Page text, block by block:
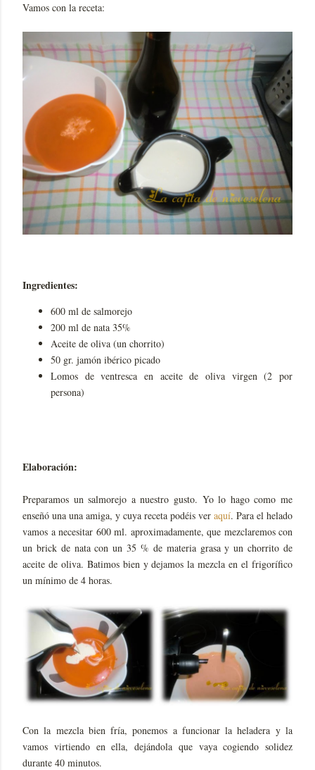
Vamos con la receta:
Ingredientes:
600 ml de salmorejo
200 ml de nata 35%
Aceite de oliva (un chorrito)
50 gr. jamón ibérico picado
Lomos de ventresca en aceite de oliva virgen (2 por
persona)
Elaboración:
Preparamos un salmorejo a nuestro gusto. Yo lo hago como me
enseñó una una amiga, y cuya receta podéis ver aquí. Para el helado
vamos a necesitar 600 ml. aproximadamente, que mezclaremos con
un brick de nata con un 35 % de materia grasa y un chorrito de
aceite de oliva. Batimos bien y dejamos la mezcla en el frigorífico
un mínimo de 4 horas.
Con la mezcla bien fría, ponemos a funcionar la heladera y la
vamos virtiendo en ella, dejándola que vaya cogiendo solidez
durante 40 minutos.